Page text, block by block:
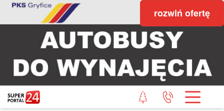
rozwiń ofertę
STRONA GŁÓWNA
POWIAT GRYFICKI